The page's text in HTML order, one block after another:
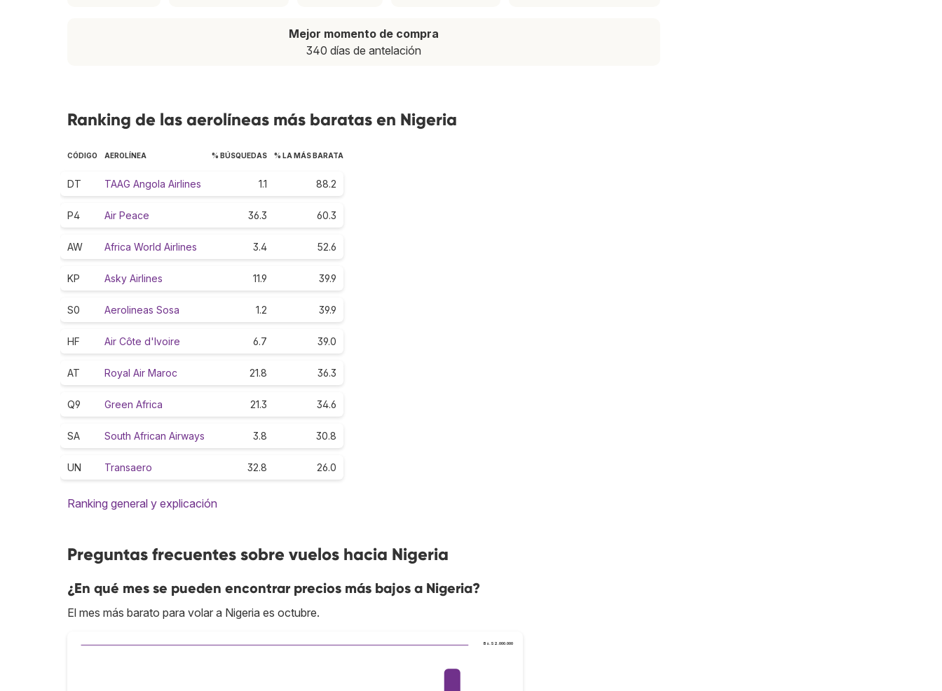
Mejor momento de compra
340 días de antelación
Ranking de las aerolíneas más baratas en Nigeria
CÓDIGO AEROLÍNEA % BÚSQUEDAS % LA MÁS BARATA
DT TAAG Angola Airlines 1.1 88.2
P4 Air Peace 36.3 60.3
AW Africa World Airlines 3.4 52.6
KP Asky Airlines 11.9 39.9
S0 Aerolineas Sosa 1.2 39.9
HF Air Côte d'Ivoire 6.7 39.0
AT Royal Air Maroc 21.8 36.3
Q9 Green Africa 21.3 34.6
SA South African Airways 3.8 30.8
UN Transaero 32.8 26.0
Ranking general y explicación
Preguntas frecuentes sobre vuelos hacia Nigeria
¿En qué mes se pueden encontrar precios más bajos a Nigeria?
El mes más barato para volar a Nigeria es octubre.
Bs.S2.000.000